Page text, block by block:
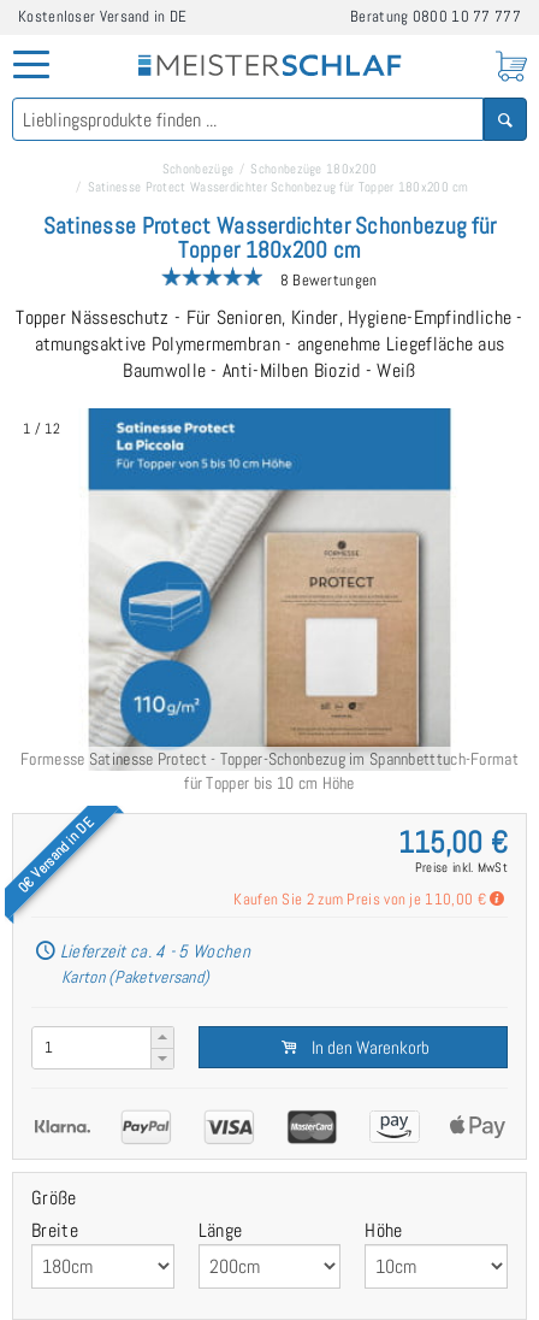
Kostenloser Versand in DE Beratung 0800 10 77 777
Schonbezüge
Schonbezüge 180x200
Satinesse Protect Wasserdichter Schonbezug für Topper 180x200 cm
Satinesse Protect Wasserdichter Schonbezug für
Topper 180x200 cm
8 Bewertungen
Topper Nässeschutz - Für Senioren, Kinder, Hygiene-Empfindliche -
atmungsaktive Polymermembran - angenehme Liegefläche aus
Baumwolle - Anti-Milben Biozid - Weiß
Formesse Satinesse Protect - Topper-Schonbezug im Spannbetttuch-Format
für Topper bis 10 cm Höhe
1 / 12
0€ Versand in DE 115,00 €
Preise inkl. MwSt
Kaufen Sie 2 zum Preis von je 110,00 €
Lieferzeit ca. 4 - 5 Wochen
Karton (Paketversand)
In den Warenkorb
Größe
Breite
Länge Höhe